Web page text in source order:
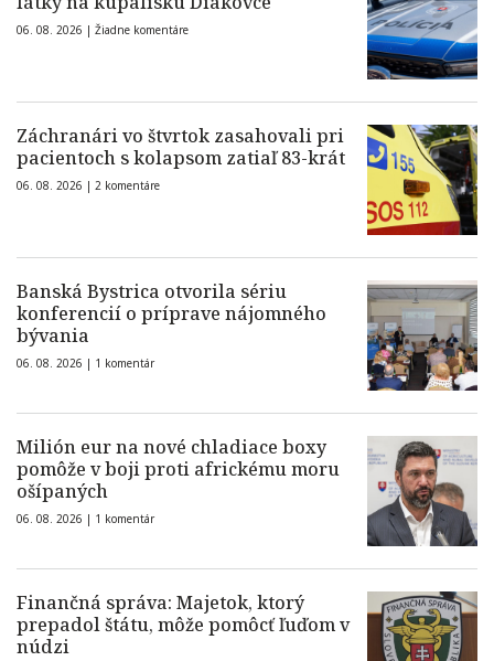
06. 08. 2026 | Žiadne komentáre
Záchranári vo štvrtok zasahovali pri
pacientoch s kolapsom zatiaľ 83-krát
06. 08. 2026 | 2 komentáre
Banská Bystrica otvorila sériu
konferencií o príprave nájomného
bývania
06. 08. 2026 | 1 komentár
Milión eur na nové chladiace boxy
pomôže v boji proti africkému moru
ošípaných
06. 08. 2026 | 1 komentár
Finančná správa: Majetok, ktorý
prepadol štátu, môže pomôcť ľuďom v
núdzi